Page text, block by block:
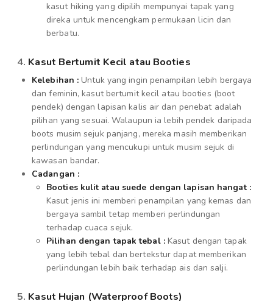
kasut hiking yang dipilih mempunyai tapak yang
direka untuk mencengkam permukaan licin dan
berbatu.
4. Kasut Bertumit Kecil atau Booties
Kelebihan : Untuk yang ingin penampilan lebih bergaya
dan feminin, kasut bertumit kecil atau booties (boot
pendek) dengan lapisan kalis air dan penebat adalah
pilihan yang sesuai. Walaupun ia lebih pendek daripada
boots musim sejuk panjang, mereka masih memberikan
perlindungan yang mencukupi untuk musim sejuk di
kawasan bandar.
Cadangan :
Booties kulit atau suede dengan lapisan hangat :
Kasut jenis ini memberi penampilan yang kemas dan
bergaya sambil tetap memberi perlindungan
terhadap cuaca sejuk.
Pilihan dengan tapak tebal :Kasut dengan tapak
yang lebih tebal dan bertekstur dapat memberikan
perlindungan lebih baik terhadap ais dan salji.
5. Kasut Hujan (Waterproof Boots)